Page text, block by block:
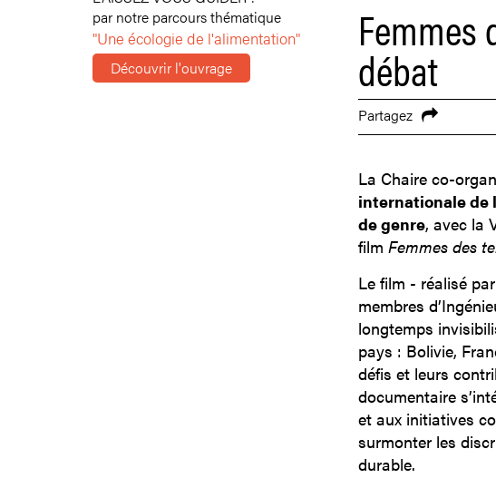
par notre parcours thématique
"Une écologie de l'alimentation"
Découvrir l'ouvrage
Femmes
débat
Partagez
La Chaire co-
internationale de
de genre, avec la
film Femmes des
Le film - réalisé
membres
longtemps
pays : Bolivie,
défis et leurs
documentaire
et aux initiatives
surmonter les
durable.